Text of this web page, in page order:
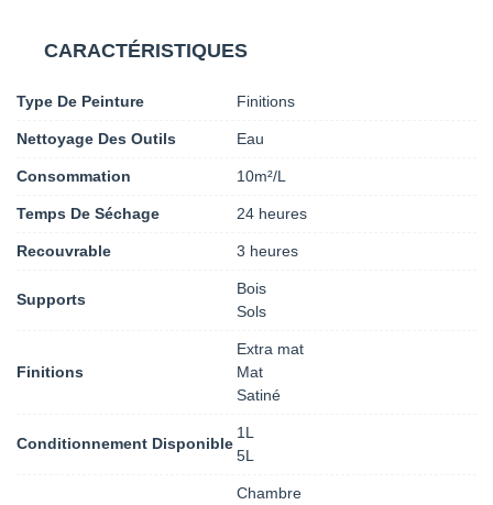
CARACTÉRISTIQUES
Type De Peinture Finitions
Nettoyage Des Outils Eau
Consommation 10m²/L
Temps De Séchage 24 heures
Recouvrable 3 heures
Supports
Bois
Sols
Finitions
Extra mat
Mat
Satiné
Conditionnement Disponible
1L
5L
Chambre